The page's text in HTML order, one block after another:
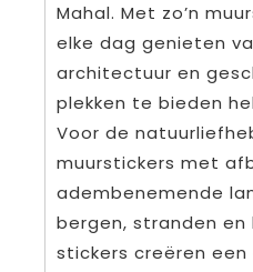
Mahal. Met zo’n
elke dag genieten
architectuur en
plekken te bieden
Voor de
muurstickers met
adembenemende
bergen, stranden en
stickers creëren